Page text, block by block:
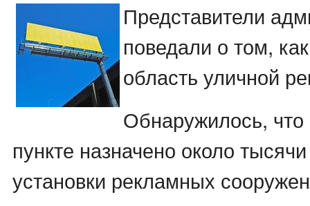
Представители
поведали о том,
область уличной
Обнаружилось,
пункте назначено около
установки рекламных